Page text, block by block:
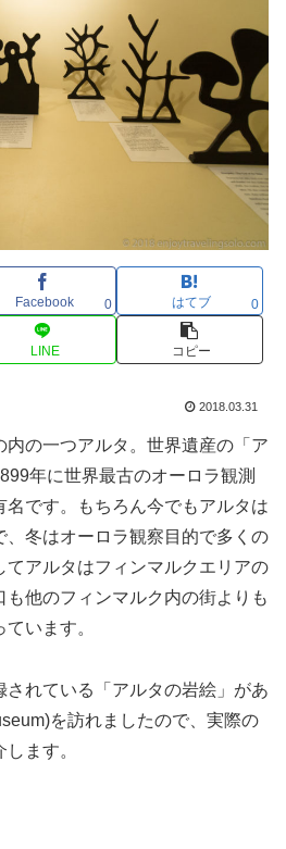
Facebook 0 はてブ 0
LINE コピー
2018.03.31
内の一つアルタ。世界遺産の「ア
年に世界最古のオーロラ観測
名です。もちろん今でもアルタは
、冬はオーロラ観察目的で多くの
てアルタはフィンマルクエリアの
他のフィンマルク内の街よりも
います。
れている「アルタの岩絵」があ
を訪れましたので、実際の
ます。